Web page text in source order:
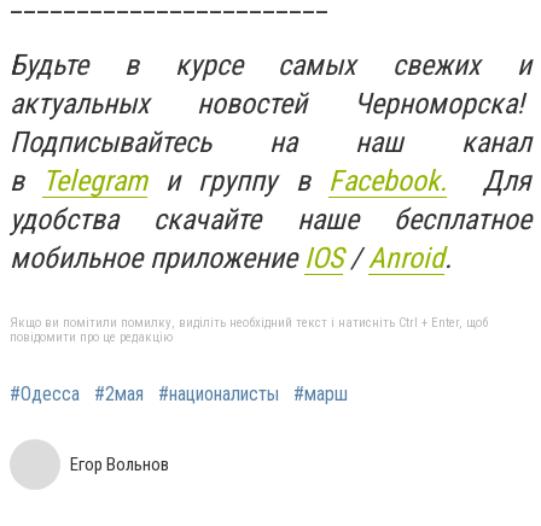
Будьте в курсе самых свежих и
актуальных новостей Черноморска!
Подписывайтесь на наш канал
в
Telegramи группу в Facebook. Для
удобства скачайте наше бесплатное
мобильное приложение IOS/Anroid.
Якщо ви помітили помилку, виділіть необхідний текст і натисніть Ctrl + Enter, щоб
повідомити про це редакцію
#Одесса #2мая #националисты #марш
Егор Вольнов